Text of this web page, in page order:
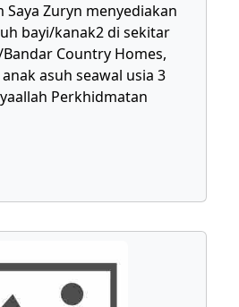
Saya Zuryn menyediakan
bayi/kanak2 di sekitar
Country Homes,
asuh seawal usia 3
Perkhidmatan